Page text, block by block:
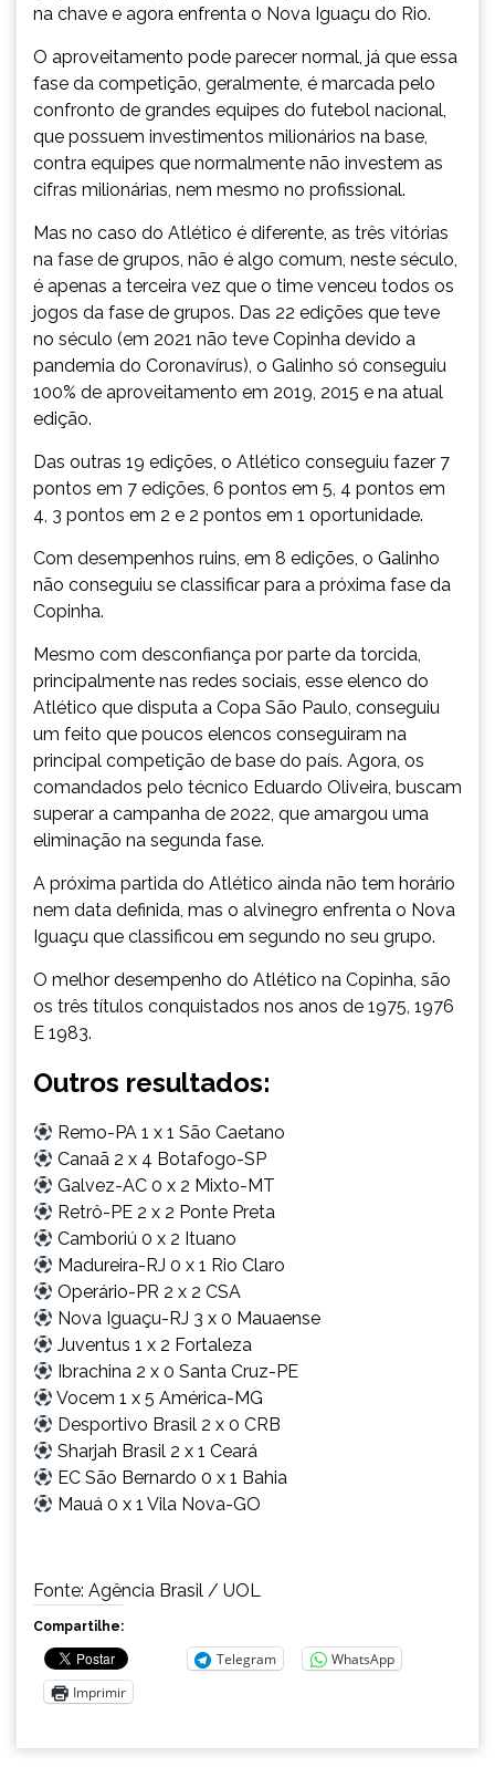
na chave e agora enfrenta o Nova Iguaçu do Rio.
O aproveitamento pode parecer normal, já que essa
fase da competição, geralmente, é marcada pelo
confronto de grandes equipes do futebol nacional,
que possuem investimentos milionários na base,
contra equipes que normalmente não investem as
cifras milionárias, nem mesmo no profissional.
Mas no caso do Atlético é diferente, as três vitórias
na fase de grupos, não é algo comum, neste século,
é apenas a terceira vez que o time venceu todos os
jogos da fase de grupos. Das 22 edições que teve
no século (em 2021 não teve Copinha devido a
pandemia do Coronavírus), o Galinho só conseguiu
100% de aproveitamento em 2019, 2015 e na atual
edição.
Das outras 19 edições, o Atlético conseguiu fazer 7
pontos em 7 edições, 6 pontos em 5, 4 pontos em
4, 3 pontos em 2 e 2 pontos em 1 oportunidade.
Com desempenhos ruins, em 8 edições, o Galinho
não conseguiu se classificar para a próxima fase da
Copinha.
Mesmo com desconfiança por parte da torcida,
principalmente nas redes sociais, esse elenco do
Atlético que disputa a Copa São Paulo, conseguiu
um feito que poucos elencos conseguiram na
principal competição de base do país. Agora, os
comandados pelo técnico Eduardo Oliveira, buscam
superar a campanha de 2022, que amargou uma
eliminação na segunda fase.
A próxima partida do Atlético ainda não tem horário
nem data definida, mas o alvinegro enfrenta o Nova
Iguaçu que classificou em segundo no seu grupo.
O melhor desempenho do Atlético na Copinha, são
os três títulos conquistados nos anos de 1975, 1976
E 1983.
Outros resultados:
Remo-PA 1 x 1 São Caetano
Canaã 2 x 4 Botafogo-SP
Galvez-AC 0 x 2 Mixto-MT
Retrô-PE 2 x 2 Ponte Preta
Camboriú 0 x 2 Ituano
Madureira-RJ 0 x 1 Rio Claro
Operário-PR 2 x 2 CSA
Nova Iguaçu-RJ 3 x 0 Mauaense
Juventus 1 x 2 Fortaleza
Ibrachina 2 x 0 Santa Cruz-PE
Vocem 1 x 5 América-MG
Desportivo Brasil 2 x 0 CRB
Sharjah Brasil 2 x 1 Ceará
EC São Bernardo 0 x 1 Bahia
Mauá 0 x 1 Vila Nova-GO
Fonte: Agência Brasil / UOL
Compartilhe:
Telegram
WhatsApp
Imprimir